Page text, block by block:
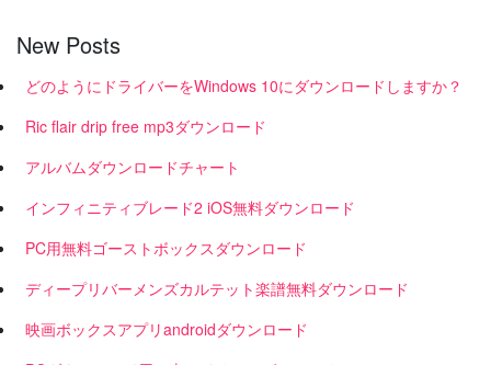
New Posts
どのようにドライバーをWindows 10にダウンロードしますか？
Ric flair drip free mp3ダウンロード
アルバムダウンロードチャート
インフィニティブレード2 iOS無料ダウンロード
PC用無料ゴーストボックスダウンロード
ディープリバーメンズカルテット楽譜無料ダウンロード
映画ボックスアプリandroidダウンロード